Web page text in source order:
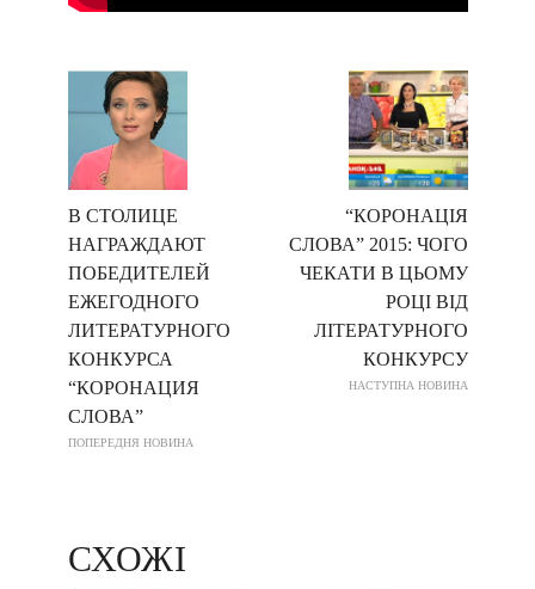
В СТОЛИЦЕ
НАГРАЖДАЮТ
ПОБЕДИТЕЛЕЙ
ЕЖЕГОДНОГО
ЛИТЕРАТУРНОГО
КОНКУРСА
“КОРОНАЦИЯ
СЛОВА”
ПОПЕРЕДНЯ НОВИНА
“КОРОНАЦІЯ
СЛОВА” 2015: ЧОГО
ЧЕКАТИ В ЦЬОМУ
РОЦІ ВІД
ЛІТЕРАТУРНОГО
КОНКУРСУ
НАСТУПНА НОВИНА
СХОЖІ